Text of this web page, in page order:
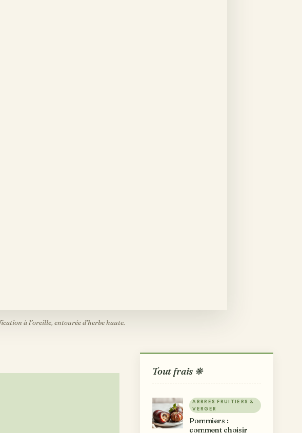
à l’oreille, entourée d’herbe haute.
Tout frais ❋
ARBRES FRUITIERS &
VERGER
Pommiers :
comment choisir